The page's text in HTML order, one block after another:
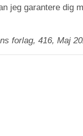
jeg garantere dig
forlag, 416, Maj